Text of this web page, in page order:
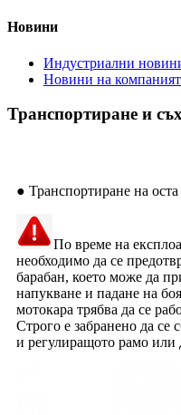
Новини
Индустриални
Новини на
Транспортиране и
● Транспортиране на оста
По време на
необходимо да се
барабан, което може да
напукване и падане на
мотокара трябва да се
Строго е забранено да се
и регулиращото рамо или